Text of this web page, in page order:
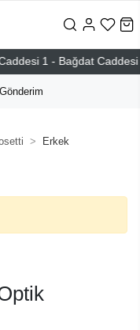
1 - Bağdat Caddesi 2
Erkek